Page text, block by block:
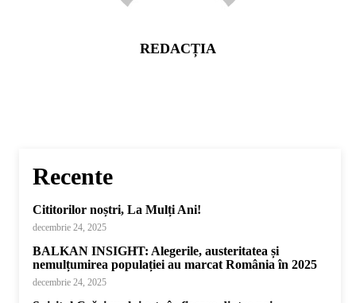
REDACȚIA
Recente
Cititorilor noștri, La Mulți Ani!
decembrie 24, 2025
BALKAN INSIGHT: Alegerile, austeritatea și
nemulțumirea populației au marcat România în 2025
decembrie 24, 2025